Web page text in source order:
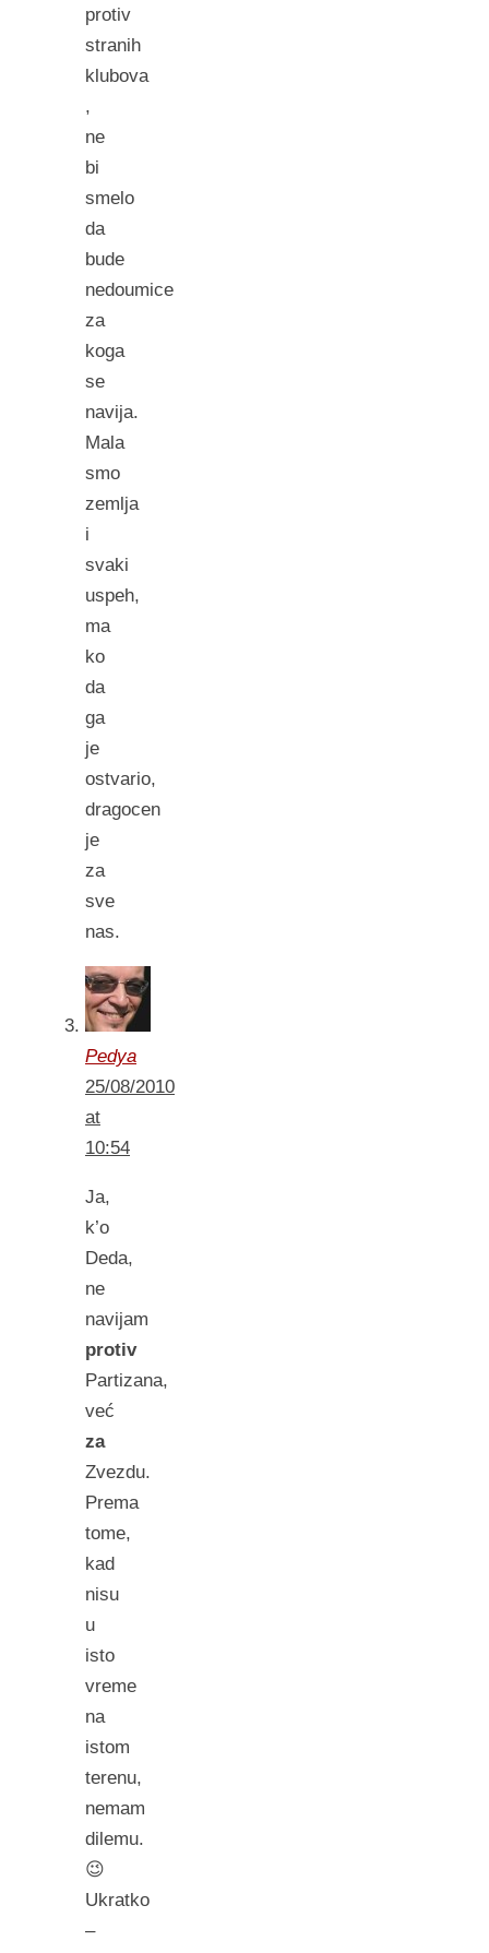
protiv
stranih
klubova
,
ne
bi
smelo
da
bude
nedoumice
za
koga
se
navija.
Mala
smo
zemlja
i
svaki
uspeh,
ma
ko
da
ga
je
ostvario,
dragocen
je
za
sve
nas.
Pedya
25/08/2010
at
10:54
Ja,
k’o
Deda,
ne
navijam
protiv
Partizana,
već
za
Zvezdu.
Prema
tome,
kad
nisu
u
isto
vreme
na
istom
terenu,
nemam
dilemu.
😉
Ukratko
–